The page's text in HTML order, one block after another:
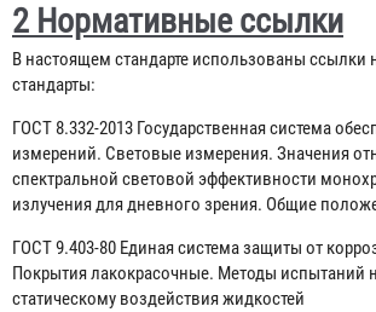
2 Нормативные ссылки
В настоящем стандарте использованы
стандарты:
ГОСТ 8.332-2013 Государственная система
измерений. Световые измерения. Значения
спектральной световой эффективности
излучения для дневного зрения. Общие
ГОСТ 9.403-80 Единая система защиты от
Покрытия лакокрасочные. Методы испытаний
статическому воздействия жидкостей